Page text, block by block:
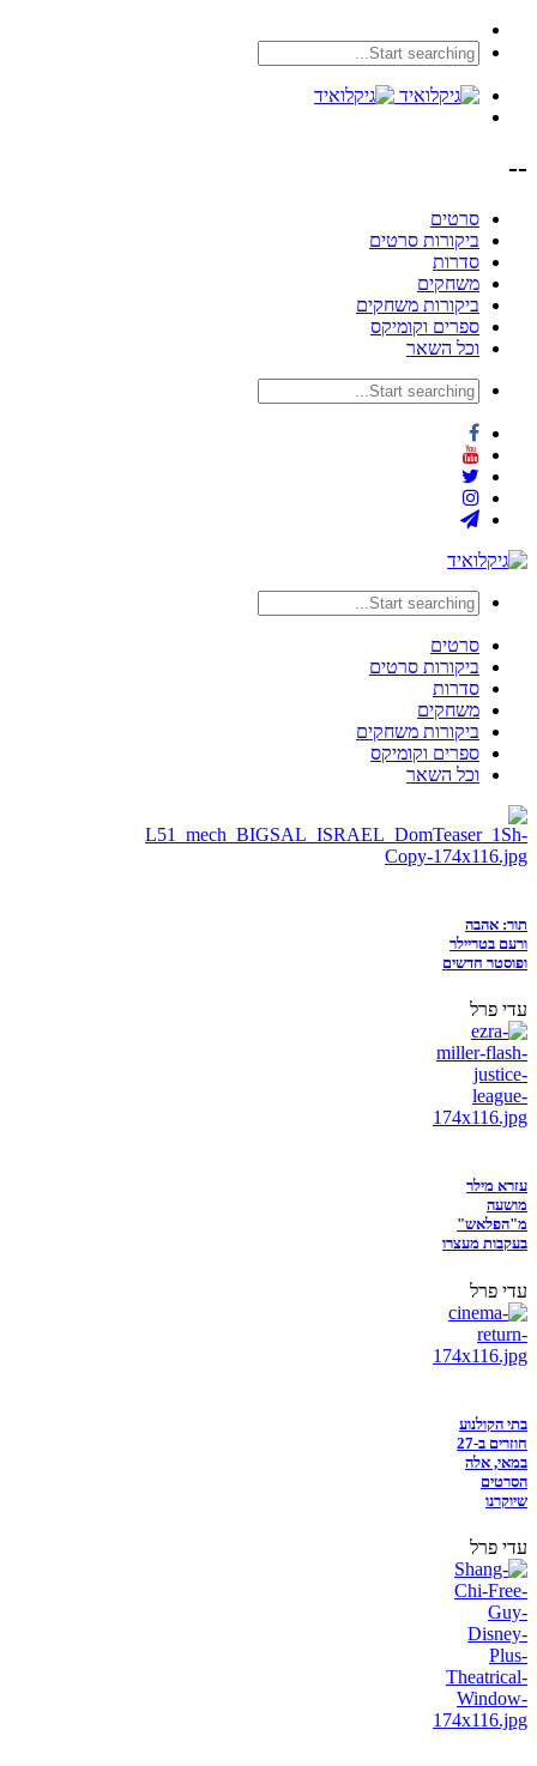
--
סרטים
ביקורות סרטים
סדרות
משחקים
ביקורות משחקים
ספרים וקומיקס
וכל השאר
סרטים
ביקורות סרטים
סדרות
משחקים
ביקורות משחקים
ספרים וקומיקס
וכל השאר
תור: אהבה
ורעם בטריילר
ופוסטר חדשים
עדי פרל
עזרא מילר
מושעה
מ"הפלאש"
בעקבות מעצרו
עדי פרל
בתי הקולנוע
חוזרים ב-27
במאי, אלה
הסרטים
שיוקרנו
עדי פרל